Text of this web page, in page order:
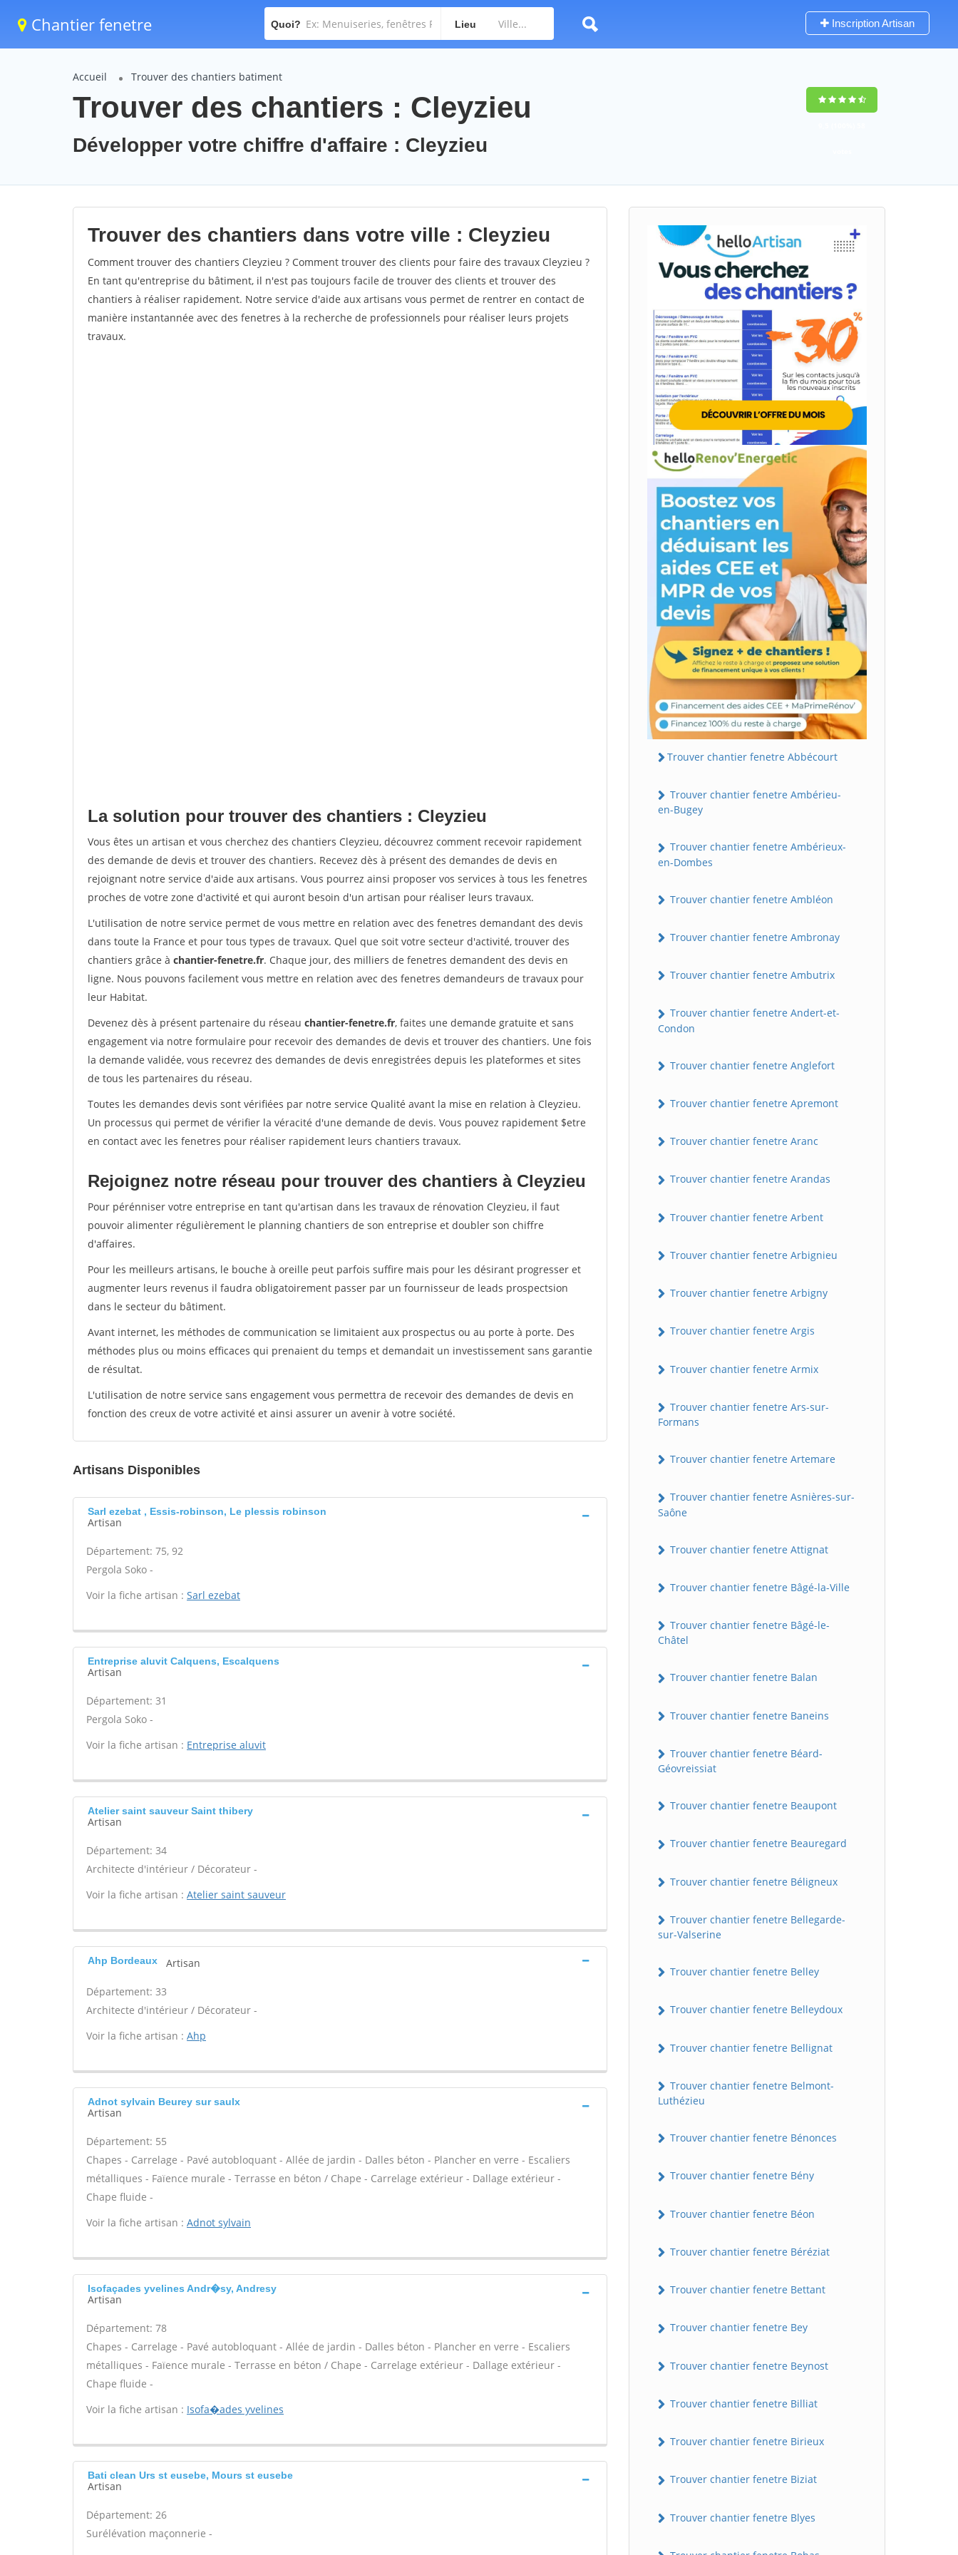
Chantier fenetre Quoi? Lieu Inscription Artisan
Accueil Trouver des chantiers batiment
Trouver des chantiers : Cleyzieu
Développer votre chiffre d'affaire : Cleyzieu
Trouver des chantiers dans votre ville : Cleyzieu
Comment trouver des chantiers Cleyzieu ? Comment trouver des clients pour faire des travaux Cleyzieu ?
En tant qu'entreprise du bâtiment, il n'est pas toujours facile de trouver des clients et trouver des
chantiers à réaliser rapidement. Notre service d'aide aux artisans vous permet de rentrer en contact de
manière instantannée avec des fenetres à la recherche de professionnels pour réaliser leurs projets
travaux.
La solution pour trouver des chantiers : Cleyzieu
Vous êtes un artisan et vous cherchez des chantiers Cleyzieu, découvrez comment recevoir rapidement
des demande de devis et trouver des chantiers. Recevez dès à présent des demandes de devis en
rejoignant notre service d'aide aux artisans. Vous pourrez ainsi proposer vos services à tous les fenetres
proches de votre zone d'activité et qui auront besoin d'un artisan pour réaliser leurs travaux.
L'utilisation de notre service permet de vous mettre en relation avec des fenetres demandant des devis
dans toute la France et pour tous types de travaux. Quel que soit votre secteur d'activité, trouver des
chantiers grâce à chantier-fenetre.fr. Chaque jour, des milliers de fenetres demandent des devis en
ligne. Nous pouvons facilement vous mettre en relation avec des fenetres demandeurs de travaux pour
leur Habitat.
Devenez dès à présent partenaire du réseau chantier-fenetre.fr, faites une demande gratuite et sans
engagement via notre formulaire pour recevoir des demandes de devis et trouver des chantiers. Une fois
la demande validée, vous recevrez des demandes de devis enregistrées depuis les plateformes et sites
de tous les partenaires du réseau.
Toutes les demandes devis sont vérifiées par notre service Qualité avant la mise en relation à Cleyzieu.
Un processus qui permet de vérifier la véracité d'une demande de devis. Vous pouvez rapidement $etre
en contact avec les fenetres pour réaliser rapidement leurs chantiers travaux.
Rejoignez notre réseau pour trouver des chantiers à Cleyzieu
Pour pérénniser votre entreprise en tant qu'artisan dans les travaux de rénovation Cleyzieu, il faut
pouvoir alimenter régulièrement le planning chantiers de son entreprise et doubler son chiffre
d'affaires.
Pour les meilleurs artisans, le bouche à oreille peut parfois suffire mais pour les désirant progresser et
augmenter leurs revenus il faudra obligatoirement passer par un fournisseur de leads prospectsion
dans le secteur du bâtiment.
Avant internet, les méthodes de communication se limitaient aux prospectus ou au porte à porte. Des
méthodes plus ou moins efficaces qui prenaient du temps et demandait un investissement sans garantie
de résultat.
L'utilisation de notre service sans engagement vous permettra de recevoir des demandes de devis en
fonction des creux de votre activité et ainsi assurer un avenir à votre société.
Artisans Disponibles
Sarl ezebat , Essis-robinson, Le plessis robinson
Artisan
Département: 75, 92
Pergola Soko -
Voir la fiche artisan : Sarl ezebat
Entreprise aluvit Calquens, Escalquens
Artisan
Département: 31
Pergola Soko -
Voir la fiche artisan : Entreprise aluvit
Atelier saint sauveur Saint thibery
Artisan
Département: 34
Architecte d'intérieur / Décorateur -
Voir la fiche artisan : Atelier saint sauveur
Ahp Bordeaux Artisan
Département: 33
Architecte d'intérieur / Décorateur -
Voir la fiche artisan : Ahp
Adnot sylvain Beurey sur saulx
Artisan
Département: 55
Chapes - Carrelage - Pavé autobloquant - Allée de jardin - Dalles béton - Plancher en verre - Escaliers
métalliques - Faïence murale - Terrasse en béton / Chape - Carrelage extérieur - Dallage extérieur -
Chape fluide -
Voir la fiche artisan : Adnot sylvain
Isofaçades yvelines Andr�sy, Andresy
Artisan
Département: 78
Chapes - Carrelage - Pavé autobloquant - Allée de jardin - Dalles béton - Plancher en verre - Escaliers
métalliques - Faïence murale - Terrasse en béton / Chape - Carrelage extérieur - Dallage extérieur -
Chape fluide -
Voir la fiche artisan : Isofa�ades yvelines
Bati clean Urs st eusebe, Mours st eusebe
Artisan
Département: 26
Surélévation maçonnerie -
Trouver chantier fenetre Abbécourt
Trouver chantier fenetre Ambérieu-
en-Bugey
Trouver chantier fenetre Ambérieux-
en-Dombes
Trouver chantier fenetre Ambléon
Trouver chantier fenetre Ambronay
Trouver chantier fenetre Ambutrix
Trouver chantier fenetre Andert-et-
Condon
Trouver chantier fenetre Anglefort
Trouver chantier fenetre Apremont
Trouver chantier fenetre Aranc
Trouver chantier fenetre Arandas
Trouver chantier fenetre Arbent
Trouver chantier fenetre Arbignieu
Trouver chantier fenetre Arbigny
Trouver chantier fenetre Argis
Trouver chantier fenetre Armix
Trouver chantier fenetre Ars-sur-
Formans
Trouver chantier fenetre Artemare
Trouver chantier fenetre Asnières-sur-
Saône
Trouver chantier fenetre Attignat
Trouver chantier fenetre Bâgé-la-Ville
Trouver chantier fenetre Bâgé-le-
Châtel
Trouver chantier fenetre Balan
Trouver chantier fenetre Baneins
Trouver chantier fenetre Béard-
Géovreissiat
Trouver chantier fenetre Beaupont
Trouver chantier fenetre Beauregard
Trouver chantier fenetre Béligneux
Trouver chantier fenetre Bellegarde-
sur-Valserine
Trouver chantier fenetre Belley
Trouver chantier fenetre Belleydoux
Trouver chantier fenetre Bellignat
Trouver chantier fenetre Belmont-
Luthézieu
Trouver chantier fenetre Bénonces
Trouver chantier fenetre Bény
Trouver chantier fenetre Béon
Trouver chantier fenetre Béréziat
Trouver chantier fenetre Bettant
Trouver chantier fenetre Bey
Trouver chantier fenetre Beynost
Trouver chantier fenetre Billiat
Trouver chantier fenetre Birieux
Trouver chantier fenetre Biziat
Trouver chantier fenetre Blyes